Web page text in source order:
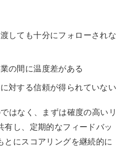
しても十分にフォローされな
の間に温度差がある
対する信頼が得られていない
はなく、まずは確度の高いリ
有し、定期的なフィードバッ
とにスコアリングを継続的に